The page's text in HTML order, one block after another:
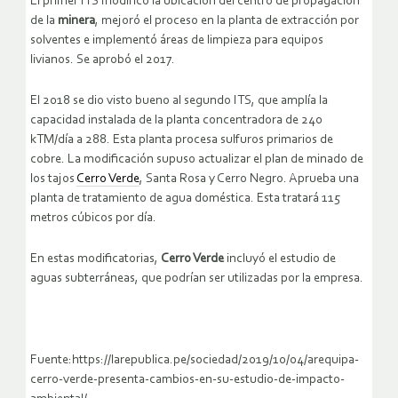
de la minera, mejoró el proceso en la planta de extracción por
solventes e implementó áreas de limpieza para equipos
livianos. Se aprobó el 2017.
El 2018 se dio visto bueno al segundo ITS, que amplía la
capacidad instalada de la planta concentradora de 240
kTM/día a 288. Esta planta procesa sulfuros primarios de
cobre. La modificación supuso actualizar el plan de minado de
los tajos Cerro Verde, Santa Rosa y Cerro Negro. Aprueba una
planta de tratamiento de agua doméstica. Esta tratará 115
metros cúbicos por día.
En estas modificatorias, Cerro Verdeincluyó el estudio de
aguas subterráneas, que podrían ser utilizadas por la empresa.
Fuente:https://larepublica.pe/sociedad/2019/10/04/arequipa-
cerro-verde-presenta-cambios-en-su-estudio-de-impacto-